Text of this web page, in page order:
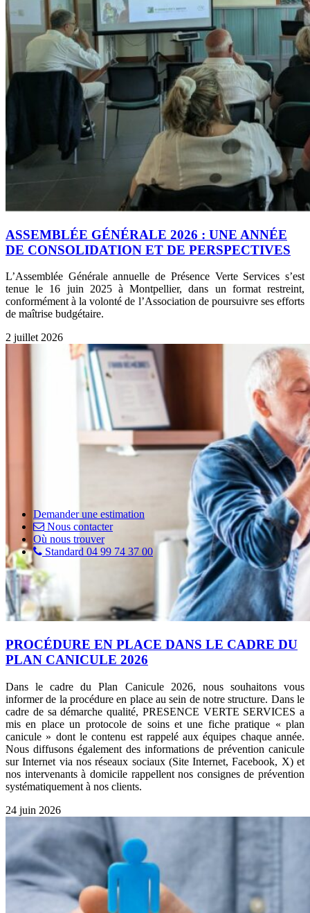
ASSEMBLÉE GÉNÉRALE 2026 : UNE ANNÉE
DE CONSOLIDATION ET DE PERSPECTIVES
L’Assemblée Générale annuelle de Présence Verte Services s’est
tenue le 16 juin 2025 à Montpellier, dans un format restreint,
conformément à la volonté de l’Association de poursuivre ses efforts
de maîtrise budgétaire.
2 juillet 2026
PROCÉDURE EN PLACE DANS LE CADRE DU
PLAN CANICULE 2026
Dans le cadre du Plan Canicule 2026, nous souhaitons vous
informer de la procédure en place au sein de notre structure. Dans le
cadre de sa démarche qualité, PRESENCE VERTE SERVICES a
mis en place un protocole de soins et une fiche pratique « plan
canicule » dont le contenu est rappelé aux équipes chaque année.
Nous diffusons également des informations de prévention canicule
sur Internet via nos réseaux sociaux (Site Internet, Facebook, X) et
nos intervenants à domicile rappellent nos consignes de prévention
systématiquement à nos clients.
24 juin 2026
Demander une estimation
Nous contacter
Où nous trouver
Standard 04 99 74 37 00